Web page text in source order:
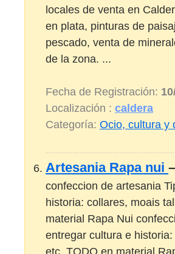
locales de venta en
en plata, pinturas de
pescado, venta de
de la zona. ...
Fecha de Registración:
Localización : caldera
Categoría: Ocio, cultura y
Artesania Rapa nui –
confeccion de artesania
historia: collares, moais
material Rapa Nui
entregar cultura e
etc, TODO en material